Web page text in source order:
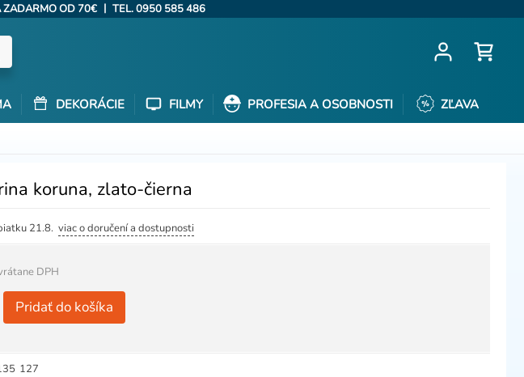
ZADARMO OD 70€ | TEL. 0950 585 486
DEKORÁCIE FILMY PROFESIA A OSOBNOSTI ZĽAVA
koruna, zlato-čierna
21.8.viac o doručení a dostupnosti
DPH
Pridať do košíka
127